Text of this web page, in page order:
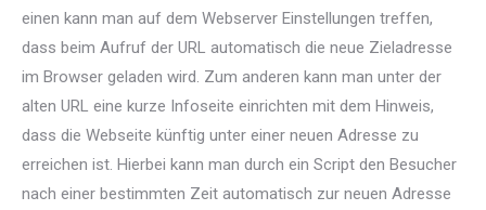
einen kann man auf dem Webserver Einstellungen treffen,
dass beim Aufruf der URL automatisch die neue Zieladresse
im Browser geladen wird. Zum anderen kann man unter der
alten URL eine kurze Infoseite einrichten mit dem Hinweis,
dass die Webseite künftig unter einer neuen Adresse zu
erreichen ist. Hierbei kann man durch ein Script den Besucher
nach einer bestimmten Zeit automatisch zur neuen Adresse